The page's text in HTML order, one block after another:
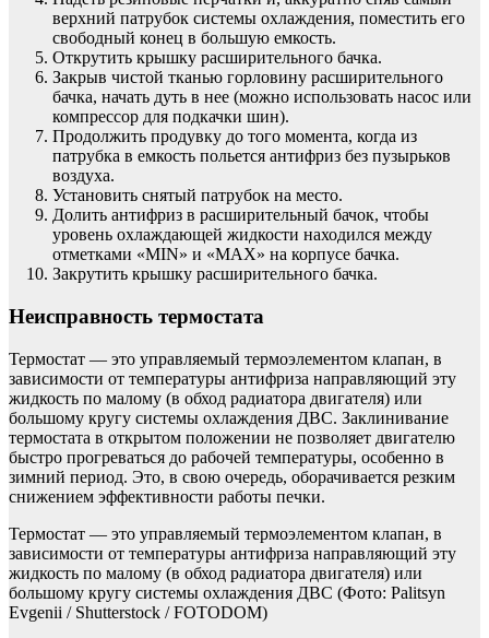
верхний патрубок системы охлаждения, поместить его
свободный конец в большую емкость.
Открутить крышку расширительного бачка.
Закрыв чистой тканью горловину расширительного
бачка, начать дуть в нее (можно использовать насос или
компрессор для подкачки шин).
Продолжить продувку до того момента, когда из
патрубка в емкость польется антифриз без пузырьков
воздуха.
Установить снятый патрубок на место.
Долить антифриз в расширительный бачок, чтобы
уровень охлаждающей жидкости находился между
отметками «MIN» и «МАХ» на корпусе бачка.
Закрутить крышку расширительного бачка.
Неисправность термостата
Термостат — это управляемый термоэлементом клапан, в
зависимости от температуры антифриза направляющий эту
жидкость по малому (в обход радиатора двигателя) или
большому кругу системы охлаждения ДВС. Заклинивание
термостата в открытом положении не позволяет двигателю
быстро прогреваться до рабочей температуры, особенно в
зимний период. Это, в свою очередь, оборачивается резким
снижением эффективности работы печки.
Термостат — это управляемый термоэлементом клапан, в
зависимости от температуры антифриза направляющий эту
жидкость по малому (в обход радиатора двигателя) или
большому кругу системы охлаждения ДВС (Фото: Palitsyn
Evgenii / Shutterstock / FOTODOM)